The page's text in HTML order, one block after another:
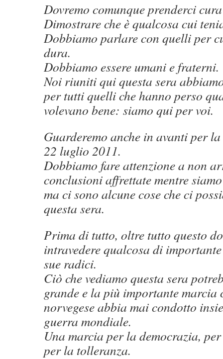
Dovremo comunque prenderci
Dimostrare che è qualcosa cui
Dobbiamo parlare con quelli per
dura.
Dobbiamo essere umani e fraterni.
Noi riuniti qui questa sera
per tutti quelli che hanno perso
volevano bene: siamo qui per voi.
Guarderemo anche in avanti per
22 luglio 2011.
Dobbiamo fare attenzione a non
conclusioni affrettate mentre
ma ci sono alcune cose che ci
questa sera.
Prima di tutto, oltre tutto questo
intravedere qualcosa di importante
sue radici.
Ciò che vediamo questa sera
grande e la più importante marcia
norvegese abbia mai condotto
guerra mondiale.
Una marcia per la democrazia,
per la tolleranza.